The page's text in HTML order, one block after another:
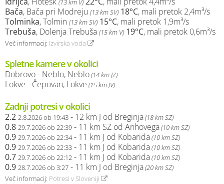
(13 km V)
Bača, Bača pri Modreju (13 km SV) 18°C, mali pretok 2,4m³/s
Tolminka, Tolmin (13 km SV) 15°C, mali pretok 1,9m³/s
Trebuša, Dolenja Trebuša (15 km V) 19°C, mali pretok 0,6m³/s
Več informacij: Izvirska voda
Spletne kamere v okolici
Dobrovo - Neblo, Neblo(14 km JZ)
Lokve - Čepovan, Lokve (15 km JV)
Zadnji potresi v okolici
2.2 2.8.2026 ob 19:43 - 12 km J od Breginja(18 km SZ)
0.8 29.7.2026 ob 22:39 - 11 km SZ od Anhovega(10 km SZ)
0.9 29.7.2026 ob 22:34- 11 km J od Kobarida(10 km SZ)
0.9 29.7.2026 ob 22:33 - 11 km J od Kobarida(10 km SZ)
0.7 29.7.2026 ob 22:12 - 11 km J od Kobarida(10 km SZ)
0.9 28.7.2026 ob 3:27 - 11 km J od Breginja(20 km SZ)
Več informacij: Potresi v Sloveniji